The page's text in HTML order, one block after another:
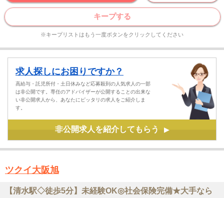
キープする
※キープリストはもう一度ボタンをクリックしてください
求人探しにお困りですか？
高給与・託児所付・土日休みなど応募殺到の人気求人の一部
は非公開です。専任のアドバイザーが公開することの出来な
い非公開求人から、あなたにピッタリの求人をご紹介しま
す。
非公開求人を紹介してもらう ▶
ツクイ大阪旭
【清水駅◇徒歩5分】未経験OK◎社会保険完備★大手なら